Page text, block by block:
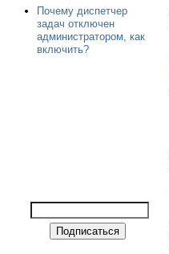
Почему диспетчер
задач отключен
администратором, как
включить?